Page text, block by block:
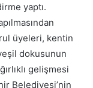
yaptı.
üyeleri, kentin
dokusunun
gelişmesi
Belediyesi’nin